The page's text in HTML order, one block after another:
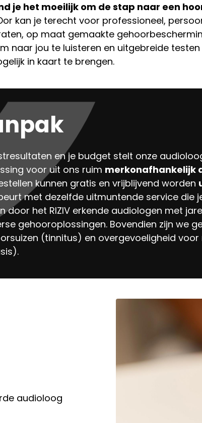
je het moeilijk om de stap naar een
kan je terecht voor professioneel,
op maat gemaakte
naar jou te luisteren en uitgebreide
in kaart te brengen.
en je budget stelt onze
voor uit ons ruim merkonafhankelijk
kunnen gratis en vrijblijvend worden
met dezelfde uitmuntende service die
door het RIZIV erkende audiologen met
gehooroplossingen. Bovendien zijn we
(tinnitus) en overgevoeligheid
audioloog